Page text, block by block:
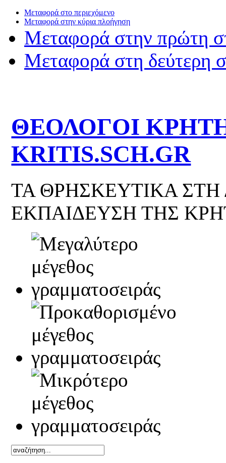
Μεταφορά στο περιεχόμενο
Μεταφορά στην κύρια πλοήγηση
Μεταφορά στην πρώτη
Μεταφορά στη δεύτερη
ΘΕΟΛΟΓΟΙ
KRITIS.SCH.GR
ΤΑ ΘΡΗΣΚΕΥΤΙΚΑ
ΕΚΠΑΙΔΕΥΣΗ ΤΗΣ